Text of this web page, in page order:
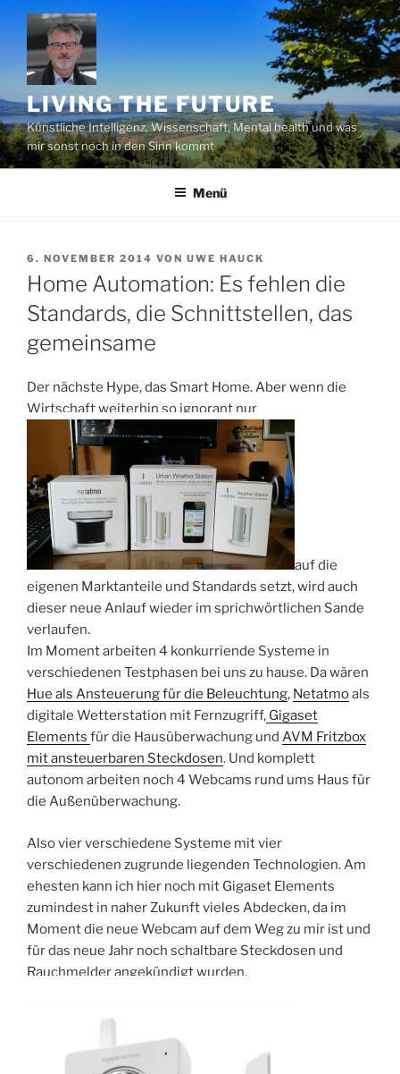
Zum
Inhalt
springen
LIVING THE FUTURE
Künstliche Intelligenz, Wissenschaft, Mental health und was
mir sonst noch in den Sinn kommt
Menü
VERÖFFENTLICHT
AM
6. NOVEMBER 2014 VON UWE HAUCK
Home Automation: Es fehlen die
Standards, die Schnittstellen, das
gemeinsame
Der nächste Hype, das Smart Home. Aber wenn die
Wirtschaft weiterhin so ignorant nur
auf die
eigenen Marktanteile und Standards setzt, wird auch
dieser neue Anlauf wieder im sprichwörtlichen Sande
verlaufen.
Im Moment arbeiten 4 konkurriende Systeme in
verschiedenen Testphasen bei uns zu hause. Da wären
Hue als Ansteuerung für die Beleuchtung, Netatmoals
digitale Wetterstation mit Fernzugriff, Gigaset
Elements für die Hausüberwachung und AVM Fritzbox
mit ansteuerbaren Steckdosen. Und komplett
autonom arbeiten noch 4 Webcams rund ums Haus für
die Außenüberwachung.
Also vier verschiedene Systeme mit vier
verschiedenen zugrunde liegenden Technologien. Am
ehesten kann ich hier noch mit Gigaset Elements
zumindest in naher Zukunft vieles Abdecken, da im
Moment die neue Webcam auf dem Weg zu mir ist und
für das neue Jahr noch schaltbare Steckdosen und
Rauchmelder angekündigt wurden.